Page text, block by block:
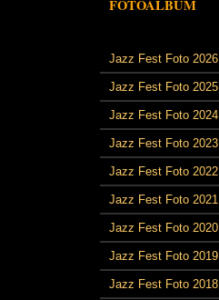
FOTOALBUM
Jazz Fest Foto 2026
Jazz Fest Foto 2025
Jazz Fest Foto 2024
Jazz Fest Foto 2023
Jazz Fest Foto 2022
Jazz Fest Foto 2021
Jazz Fest Foto 2020
Jazz Fest Foto 2019
Jazz Fest Foto 2018